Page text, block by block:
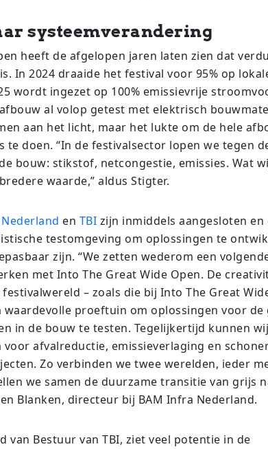
systeemverandering
heeft de afgelopen jaren laten zien dat
In 2024 draaide het festival voor 95% op
wordt ingezet op 100% emissievrije
al volop getest met elektrisch
aan het licht, maar het lukte om de hele
te doen. “In de festivalsector lopen we tegen
bouw: stikstof, netcongestie, emissies. Wat
waarde,” aldus Stigter.
en TBI zijn inmiddels aangesloten
testomgeving om oplossingen te
zijn. “We zetten wederom een
met Into The Great Wide Open. De
– zoals die bij Into The Great
waardevolle proeftuin om oplossingen voor de
in de bouw te testen. Tegelijkertijd kunnen
afvalreductie, emissieverlaging en
Zo verbinden we twee werelden, ieder
we samen de duurzame transitie van grijs
Blanken, directeur bij BAM Infra Nederland.
van Bestuur van TBI, ziet veel potentie in de